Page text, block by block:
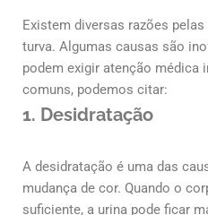
Existem diversas razões
turva. Algumas causas são
podem exigir atenção médica
comuns, podemos citar:
1. Desidratação
A desidratação é uma das
mudança de cor. Quando o
suficiente, a urina pode ficar